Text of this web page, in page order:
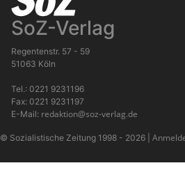
SoZ-Verlag
Regentenstr. 57 - 59
51063 Köln
Tel.: 0221 9231196
Fax: 0221 9231197
E-Mail: redaktion@soz-verlag.de
© Sozialistische Zeitung 1998 - 2026